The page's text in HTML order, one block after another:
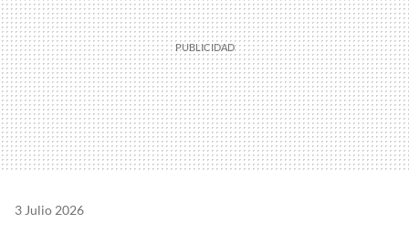
3 Julio 2026